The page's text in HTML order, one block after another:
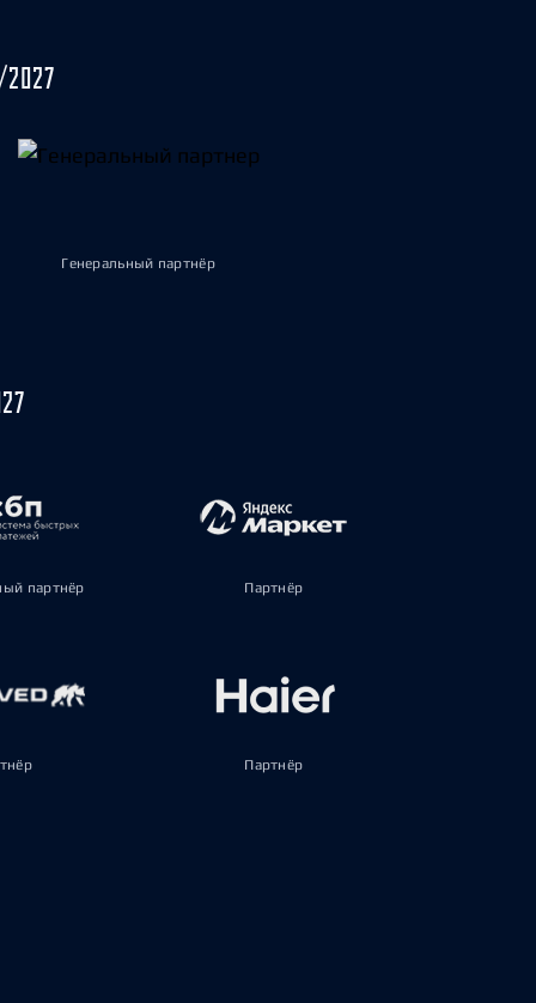
Генеральный партнёр
партнёр Партнёр
Партнёр